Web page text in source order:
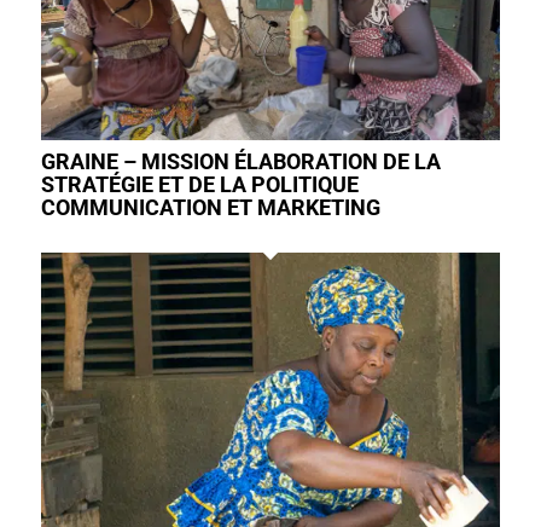
GRAINE – MISSION ÉLABORATION DE LA
STRATÉGIE ET DE LA POLITIQUE
COMMUNICATION ET MARKETING